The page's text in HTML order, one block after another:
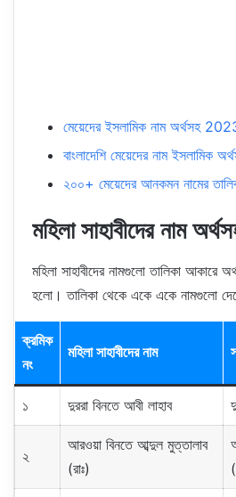
মেয়েদের ইসলামিক নাম অর্থসহ
বাংলাদেশি মেয়েদের নাম ইসলামিক
২০০+ মেয়েদের আনকমন নামের
মহিলা সাহাবীদের নাম
মহিলা সাহাবীদের নামগুলো তালিকা আকারে
হলো। তালিকা থেকে একে একে নামগুলো
ক্রমিক
নং
মহিলা সাহাবীদের নাম
১ দুররা বিনতে আবী লাহাব
২
আরওয়া বিনতে আব্দুল মুত্তালাব
(রাঃ)